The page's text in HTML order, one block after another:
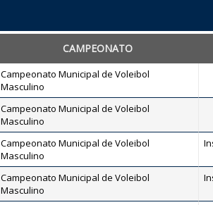
CAMPEONATO
Campeonato Municipal de Voleibol
Masculino
Campeonato Municipal de Voleibol
Masculino
Campeonato Municipal de Voleibol
Masculino
Campeonato Municipal de Voleibol
Masculino